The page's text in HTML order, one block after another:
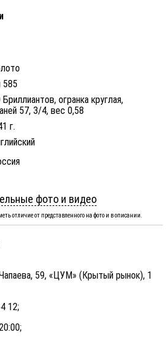
585
Бриллиантов, огранка круглая,
57, 3/4, вес 0,58
г.
фото и видео
отличие от представленного на фото и в описании.
59, «ЦУМ» (Крытый рынок), 1
12;